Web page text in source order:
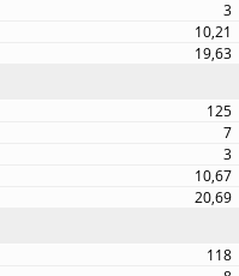
3
10,21
19,63
125
7
3
10,67
20,69
118